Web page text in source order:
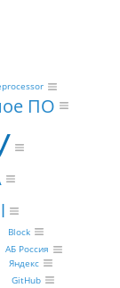
ПО
GitHub
Яндекс
АБ Россия
Block